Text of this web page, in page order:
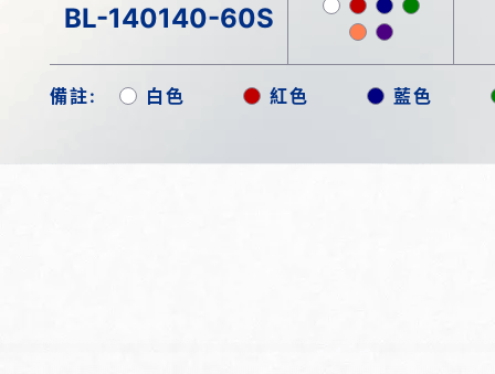
BL-140140-60S
備註: 白色 紅色 藍色